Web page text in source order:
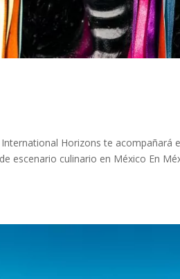
Horizons te acompañará
escenario culinario en México En